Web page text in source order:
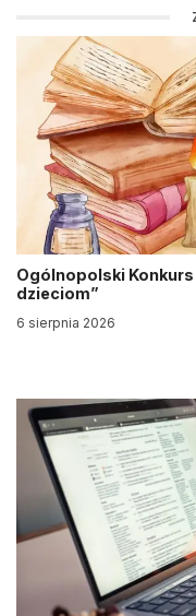
Ogólnopolski
dzieciom”
6 sierpnia 2026